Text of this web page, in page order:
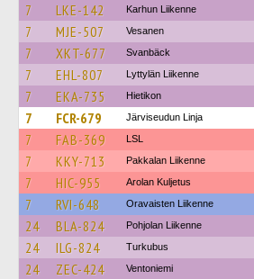
7 LKE-142 Karhun Liikenne
7 MJE-507 Vesanen
7 XKT-677 Svanbäck
7 EHL-807 Lyttylän Liikenne
7 EKA-735 Hietikon
7 FCR-679 Järviseudun Linja
7 FAB-369 LSL
7 KKY-713 Pakkalan Liikenne
7 HIC-955 Arolan Kuljetus
7 RVI-648 Oravaisten Liikenne
24 BLA-824 Pohjolan Liikenne
24 ILG-824 Turkubus
24 ZEC-424 Ventoniemi